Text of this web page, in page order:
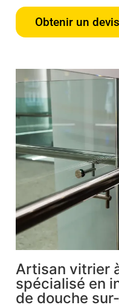
Obtenir un
Artisan vitrier
spécialisé en
de douche